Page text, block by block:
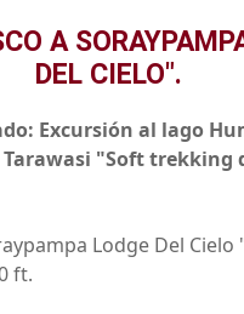
A
DEL CIELO".
Excursión al lago
"Soft trekking
Lodge Del Cielo
ft.